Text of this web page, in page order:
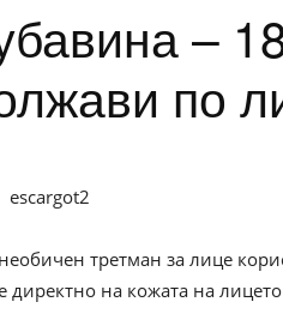
–
по
третман за лице
на кожата на лицето